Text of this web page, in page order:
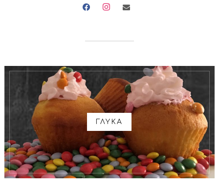
facebookinstagramenvelope
ΓΛΥΚΑ